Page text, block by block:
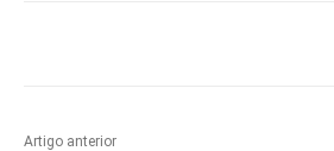
Artigo anterior